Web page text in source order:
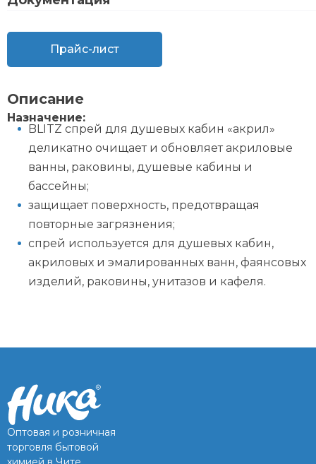
Прайс-лист
Описание
Назначение:
BLITZ спрей для душевых кабин «акрил»
деликатно очищает и обновляет акриловые
ванны, раковины, душевые кабины и
бассейны;
защищает поверхность, предотвращая
повторные загрязнения;
спрей используется для душевых кабин,
акриловых и эмалированных ванн, фаянсовых
изделий, раковины, унитазов и кафеля.
Оптовая и розничная
торговля бытовой